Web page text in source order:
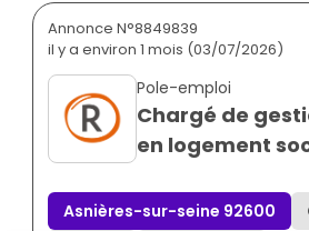
Annonce N°8849839
il y a environ 1 mois (03/07/2026)
Pole-emploi
Chargé de
en logement
Asnières-sur-seine 92600